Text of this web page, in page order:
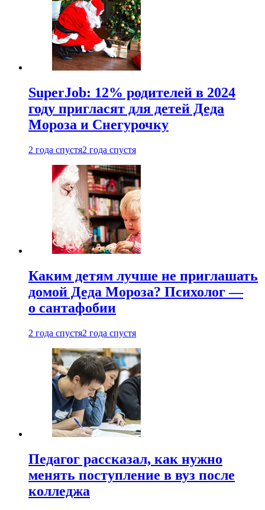
SuperJob: 12% родителей в 2024
году пригласят для детей Деда
Мороза и Снегурочку
2 года спустя2 года спустя
Каким детям лучше не приглашать
домой Деда Мороза? Психолог —
о сантафобии
2 года спустя2 года спустя
Педагог рассказал, как нужно
менять поступление в вуз после
колледжа